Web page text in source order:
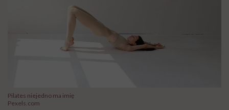
Pilates niejedno ma imię
Pexels.com